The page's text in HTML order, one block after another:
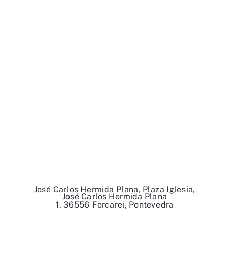
José Carlos Hermida Plana
José Carlos Hermida Plana, Plaza Iglesia,
1, 36556 Forcarei, Pontevedra